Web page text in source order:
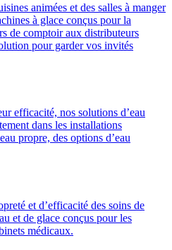
animées et des salles à manger
à glace conçus pour la
de comptoir aux distributeurs
pour garder vos invités
efficacité, nos solutions d’eau
dans les installations
propre, des options d’eau
et d’efficacité des soins de
et de glace conçus pour les
médicaux.